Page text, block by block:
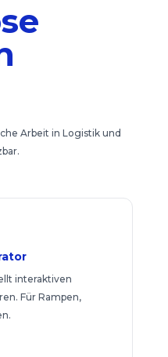
Arbeit in Logistik und
interaktiven
Für Rampen,